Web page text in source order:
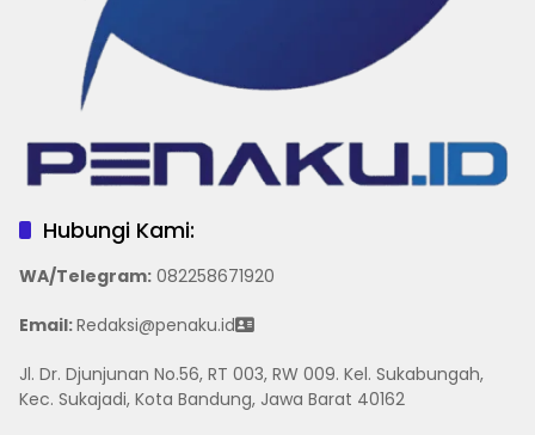
Hubungi Kami:
WA/Telegram: 082258671920
Email:Redaksi@penaku.id
Jl. Dr. Djunjunan No.56, RT 003, RW 009. Kel. Sukabungah,
Kec. Sukajadi, Kota Bandung, Jawa Barat 40162